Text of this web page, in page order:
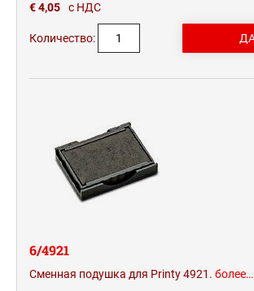
€ 4,05
с НДС
Количество:
6/4921
Сменная подушка для Printy 4921. более…